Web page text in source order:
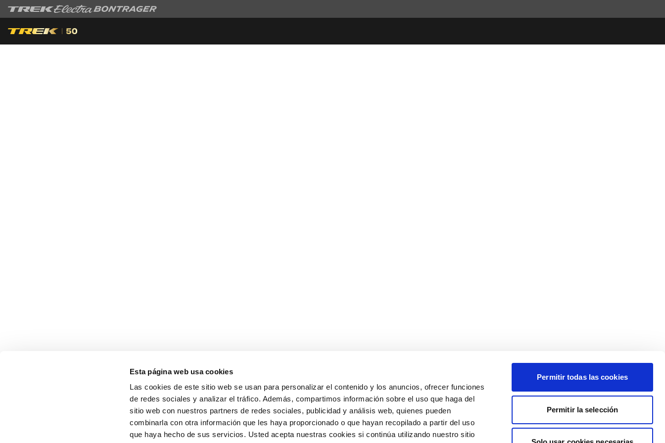
Esta página web usa cookies
Las cookies de este sitio web se usan para personalizar el contenido y los anuncios, ofrecer funciones
de redes sociales y analizar el tráfico. Además, compartimos información sobre el uso que haga del
sitio web con nuestros partners de redes sociales, publicidad y análisis web, quienes pueden
combinarla con otra información que les haya proporcionado o que hayan recopilado a partir del uso
que haya hecho de sus servicios. Usted acepta nuestras cookies si continúa utilizando nuestro sitio
Permitir todas las cookies
Permitir la selección